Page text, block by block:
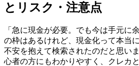
とリスク・注意点
「急に現金が必要。でも今は手元に
の枠はあるけれど、現金化って本
不安を抱えて検索されたのだと思い
心者の方にもわかりやすく、クレカ